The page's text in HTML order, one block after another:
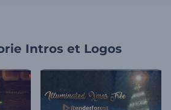
Intros et Logos